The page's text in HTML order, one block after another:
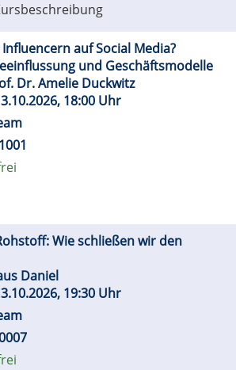
auf Social Media?
und Geschäftsmodelle
Dr. Amelie Duckwitz
18:00 Uhr
Wie schließen wir den
Daniel
19:30 Uhr